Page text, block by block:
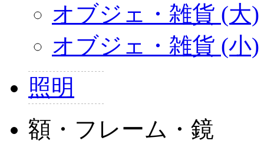
オブジェ・雑貨 (大)
オブジェ・雑貨 (小)
照明
額・フレーム・鏡